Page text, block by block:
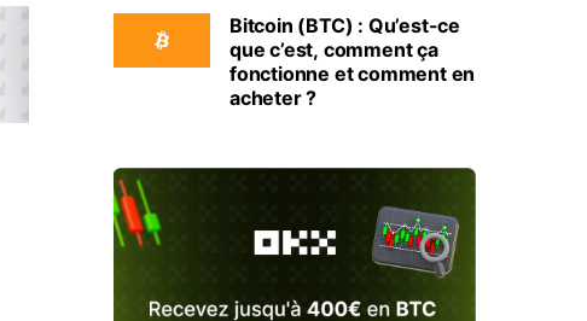
Bitcoin (BTC) : Qu’est-ce
que c’est, comment ça
fonctionne et comment en
acheter ?